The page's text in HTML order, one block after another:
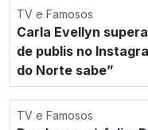
TV e Famosos
Carla Evellyn
de publis no
do Norte sabe”
TV e Famosos